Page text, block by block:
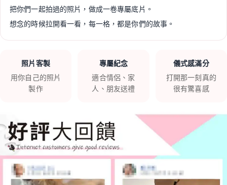
把你們一起拍過的照片，做成一卷專屬底片。
想念的時候拉開看一看，每一格，都是你們的故事。
照片客製
用你自己的照片
製作
專屬紀念
適合情侶、家
人、朋友送禮
儀式感滿分
打開那一刻真的
很有驚喜感